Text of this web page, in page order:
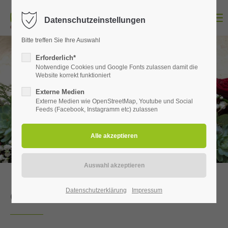
Login
Passwort
Anmelden
Lost your password?
Support
Lorem ipsum dolor sit amet:
Unser
Blumenservice
Mit FLEUROP Ihren Blumengruß versenden
Online Blumen bestellen
Datenschutzeinstellungen
Bitte treffen Sie Ihre Auswahl
Erforderlich*
Notwendige Cookies und Google Fonts zulassen damit die
Website korrekt funktioniert
Externe Medien
Externe Medien wie OpenStreetMap, Youtube und Social
Feeds (Facebook, Instagramm etc) zulassen
Datenschutzerklärung Impressum